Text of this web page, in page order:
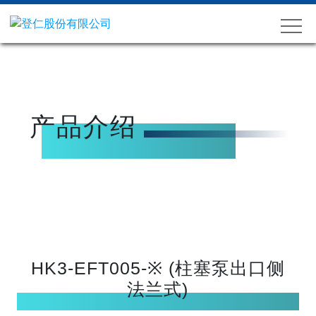
产品介绍
HK3-EFT005-※ (柱塞泵出口侧
法兰式)